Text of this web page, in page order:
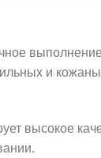
и
высокое